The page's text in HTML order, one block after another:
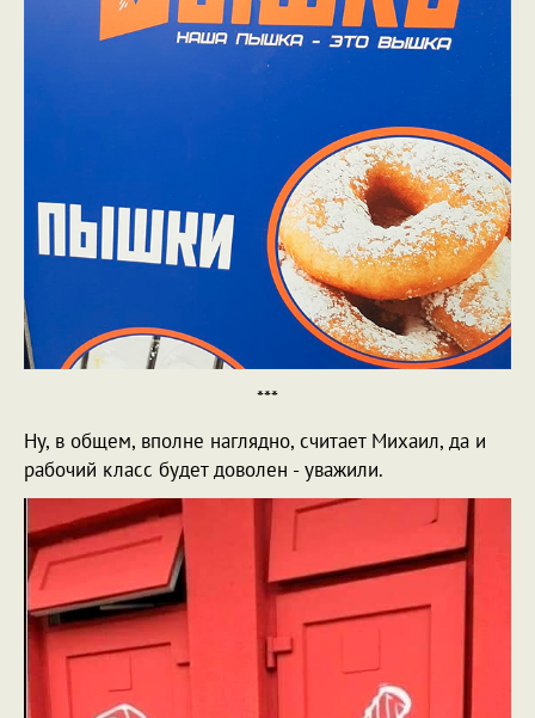
***
Ну, в общем, вполне наглядно, считает Михаил, да и
рабочий класс будет доволен - уважили.